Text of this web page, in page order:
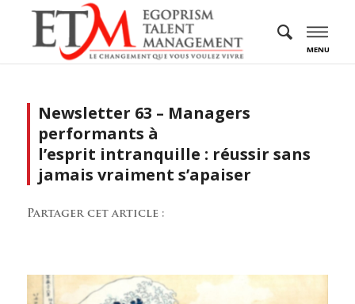
MENU
Newsletter 63 – Managers
performants à
l’esprit intranquille : réussir sans
jamais vraiment s’apaiser
Partager cet article :